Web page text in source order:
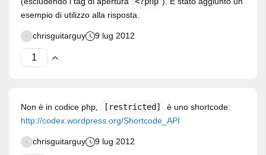
esempio di utilizzo alla risposta.
chrisguitarguy 9 lug 2012
Non è in codice php, [restricted]
è uno shortcode:
http://codex.wordpress.org/Shortcode_API
chrisguitarguy 9 lug 2012